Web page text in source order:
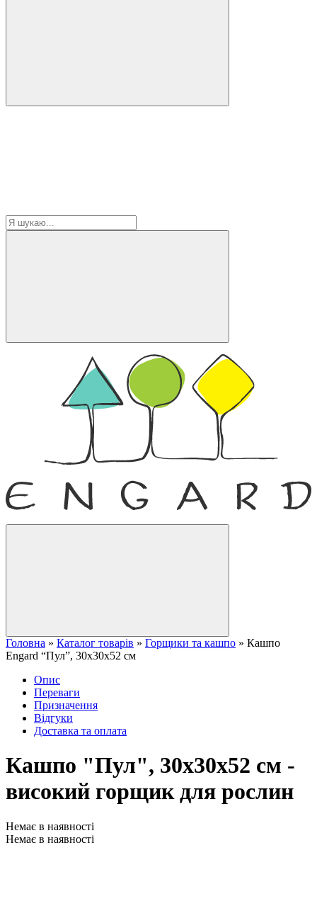
Головна » Каталог товарів » Горщики та кашпо » Кашпо
Engard “Пул”, 30х30х52 см
Опис
Переваги
Призначення
Відгуки
Доставка та оплата
Кашпо "Пул", 30х30х52 см -
високий горщик для рослин
Немає в наявності
Немає в наявності